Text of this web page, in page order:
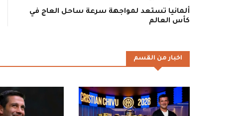
ألمانيا تستعد لمواجهة سرعة ساحل العاج في
كأس العالم
اخبار من القسم